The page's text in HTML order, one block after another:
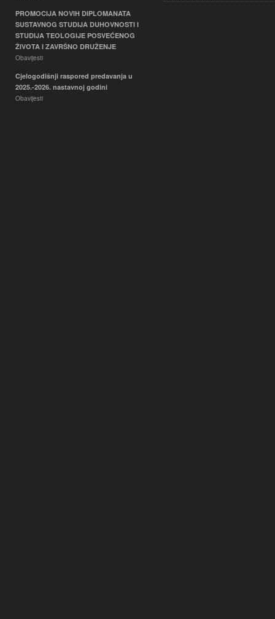
PROMOCIJA NOVIH DIPLOMANATA
SUSTAVNOG STUDIJA DUHOVNOSTI I
STUDIJA TEOLOGIJE POSVEĆENOG
ŽIVOTA I ZAVRŠNO DRUŽENJE
Obavijesti
Cjelogodišnji raspored predavanja u
2025.-2026. nastavnoj godini
Obavijesti